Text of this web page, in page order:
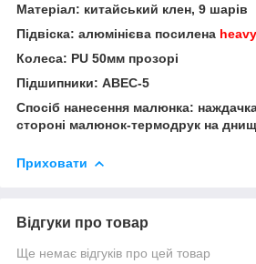
Матеріал: китайський клен, 9 шарів
Підвіска: алюмінієва посилена heavy
Колеса: PU 50мм прозорі
Підшипники: ABEC-5
Спосіб нанесення малюнка:
стороні малюнок-термодрук на
Приховати
Відгуки про товар
Ще немає відгуків про цей товар